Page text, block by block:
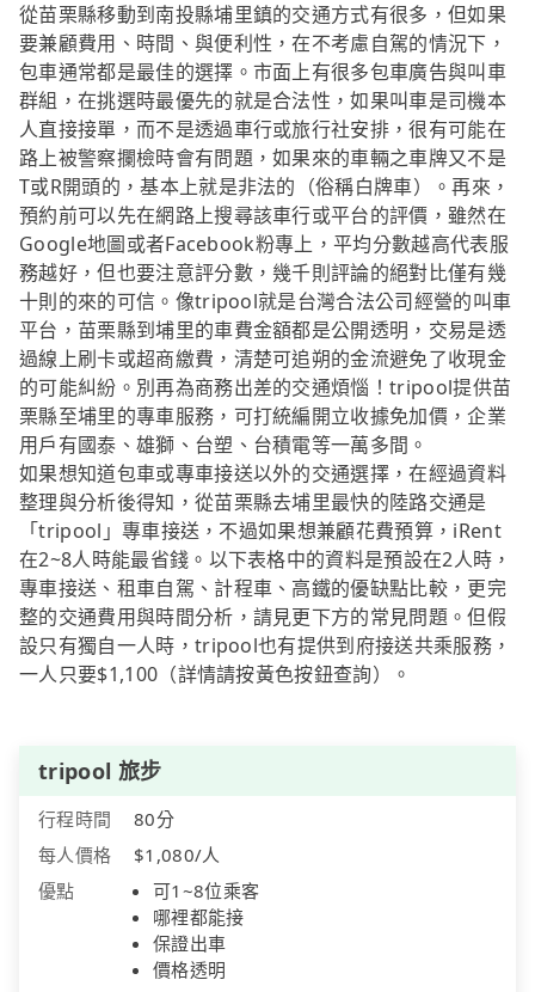
從苗栗縣移動到南投縣埔里鎮的交通方式有很多，但如果
要兼顧費用、時間、與便利性，在不考慮自駕的情況下，
包車通常都是最佳的選擇。市面上有很多包車廣告與叫車
群組，在挑選時最優先的就是合法性，如果叫車是司機本
人直接接單，而不是透過車行或旅行社安排，很有可能在
路上被警察攔檢時會有問題，如果來的車輛之車牌又不是
T或R開頭的，基本上就是非法的（俗稱白牌車）。再來，
預約前可以先在網路上搜尋該車行或平台的評價，雖然在
Google地圖或者Facebook粉專上，平均分數越高代表服
務越好，但也要注意評分數，幾千則評論的絕對比僅有幾
十則的來的可信。像tripool就是台灣合法公司經營的叫車
平台，苗栗縣到埔里的車費金額都是公開透明，交易是透
過線上刷卡或超商繳費，清楚可追朔的金流避免了收現金
的可能糾紛。別再為商務出差的交通煩惱！tripool提供苗
栗縣至埔里的專車服務，可打統編開立收據免加價，企業
用戶有國泰、雄獅、台塑、台積電等一萬多間。
如果想知道包車或專車接送以外的交通選擇，在經過資料
整理與分析後得知，從苗栗縣去埔里最快的陸路交通是
「tripool」專車接送，不過如果想兼顧花費預算，iRent
在2~8人時能最省錢。以下表格中的資料是預設在2人時，
專車接送、租車自駕、計程車、高鐵的優缺點比較，更完
整的交通費用與時間分析，請見更下方的常見問題。但假
設只有獨自一人時，tripool也有提供到府接送共乘服務，
一人只要$1,100（詳情請按黃色按鈕查詢）。
tripool 旅步
行程時間
80分
每人價格
$1,080/人
優點
可1~8位乘客
哪裡都能接
保證出車
價格透明